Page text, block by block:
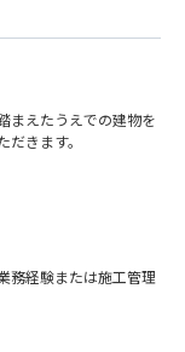
まえたうえでの建物を
きます。
い工事費（見積原
見積業務の流れ）
量内訳書の作成を外
目に適正な単価を決
全体のコストを算出
務経験または施工管理